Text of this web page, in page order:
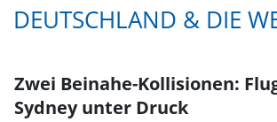
DEUTSCHLAND & DIE
Zwei Beinahe-Kollisionen:
Sydney unter Druck